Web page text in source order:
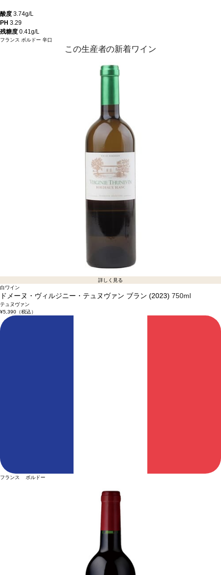
酸度 3.74g/L
PH 3.29
残糖度 0.41g/L
フランス ボルドー 辛口
この生産者の新着ワイン
詳しく見る
白ワイン
ドメーヌ・ヴィルジニー・テュヌヴァン ブラン (2023) 750ml
テュヌヴァン
¥5,390（税込）
フランス ボルドー